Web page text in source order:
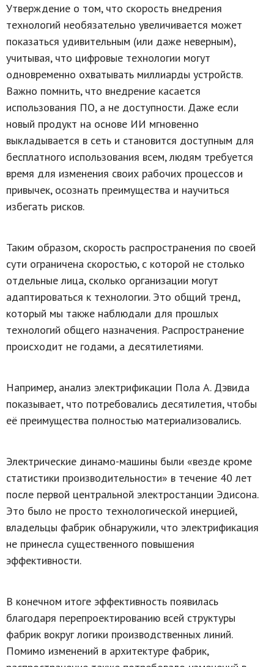
Утверждение о том, что скорость внедрения
технологий необязательно увеличивается может
показаться удивительным (или даже неверным),
учитывая, что цифровые технологии могут
одновременно охватывать миллиарды устройств.
Важно помнить, что внедрение касается
использования ПО, а не доступности. Даже если
новый продукт на основе ИИ мгновенно
выкладывается в сеть и становится доступным для
бесплатного использования всем, людям требуется
время для изменения своих рабочих процессов и
привычек, осознать преимущества и научиться
избегать рисков.
Таким образом, скорость распространения по своей
сути ограничена скоростью, с которой не столько
отдельные лица, сколько организации могут
адаптироваться к технологии. Это общий тренд,
который мы также наблюдали для прошлых
технологий общего назначения. Распространение
происходит не годами, а десятилетиями.
Например, анализ электрификации Пола А. Дэвида
показывает, что потребовались десятилетия, чтобы
её преимущества полностью материализовались.
Электрические динамо-машины были «везде кроме
статистики производительности» в течение 40 лет
после первой центральной электростанции Эдисона.
Это было не просто технологической инерцией,
владельцы фабрик обнаружили, что электрификация
не принесла существенного повышения
эффективности.
В конечном итоге эффективность появилась
благодаря перепроектированию всей структуры
фабрик вокруг логики производственных линий.
Помимо изменений в архитектуре фабрик,